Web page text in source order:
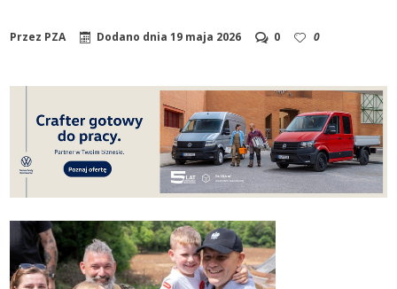
Przez PZA Dodano dnia19 maja 2026 0 0